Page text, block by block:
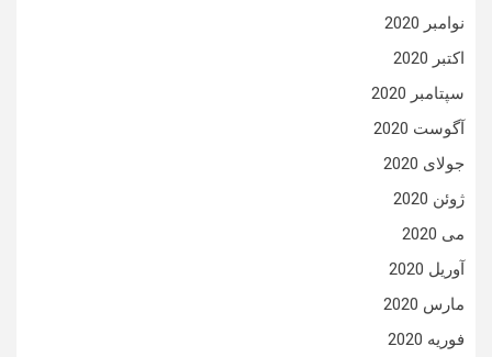
نوامبر 2020
اکتبر 2020
سپتامبر 2020
آگوست 2020
جولای 2020
ژوئن 2020
می 2020
آوریل 2020
مارس 2020
فوریه 2020